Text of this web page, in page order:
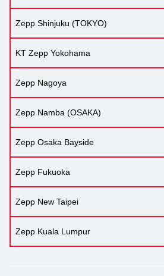
Zepp Shinjuku (TOKYO)
KT Zepp Yokohama
Zepp Nagoya
Zepp Namba (OSAKA)
Zepp Osaka Bayside
Zepp Fukuoka
Zepp New Taipei
Zepp Kuala Lumpur